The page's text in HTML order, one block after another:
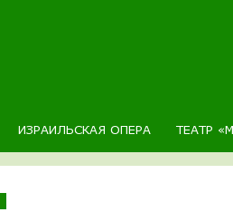
ИЗРАИЛЬСКАЯ ОПЕРА ТЕАТР